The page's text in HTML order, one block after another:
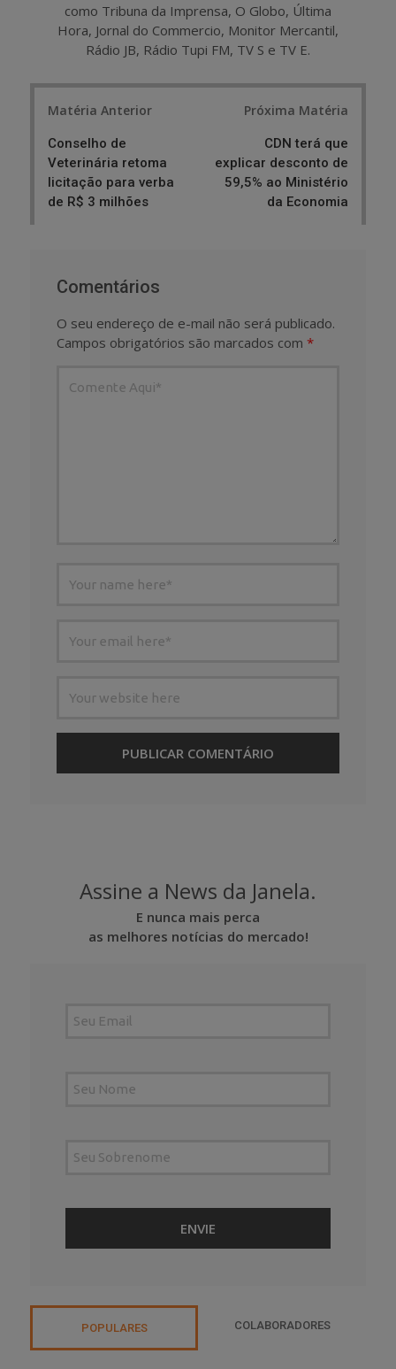
como Tribuna da Imprensa, O Globo, Última
Hora, Jornal do Commercio, Monitor Mercantil,
Rádio JB, Rádio Tupi FM, TV S e TV E.
Matéria Anterior
Conselho de
Veterinária retoma
licitação para verba
de R$ 3 milhões
Próxima Matéria
CDN terá que
explicar desconto de
59,5% ao Ministério
da Economia
Comentários
O seu endereço de e-mail não será publicado.
Campos obrigatórios são marcados com *
Assine a News da Janela.
E nunca mais perca
as melhores notícias do mercado!
POPULARES COLABORADORES